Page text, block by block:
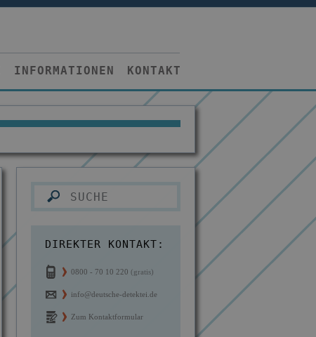
INFORMATIONEN KONTAKT
DIREKTER KONTAKT:
0800 - 70 10 220 (gratis)
info@deutsche-detektei.de
Zum Kontaktformular